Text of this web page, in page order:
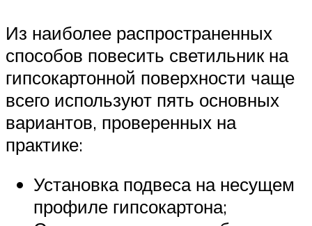
Из наиболее распространенных
способов повесить светильник на
гипсокартонной поверхности чаще
всего используют пять основных
вариантов, проверенных на
практике:
Установка подвеса на несущем
профиле гипсокартона;